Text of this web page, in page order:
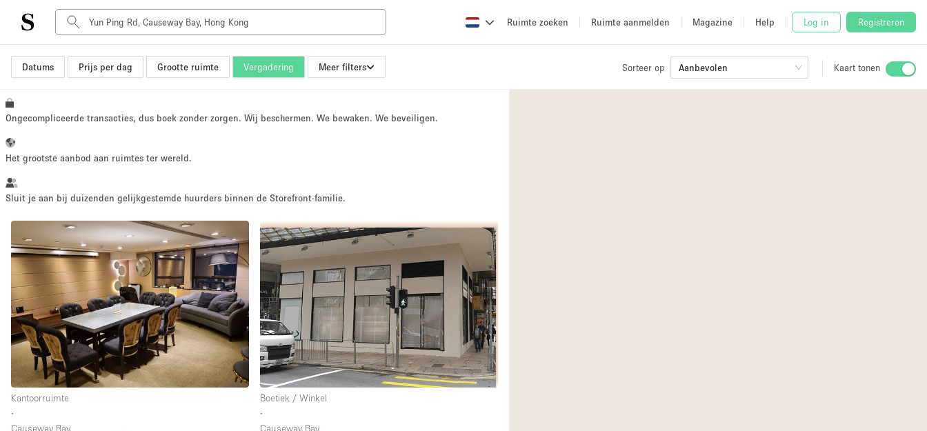
Ruimte zoeken Ruimte aanmelden Magazine Help Log in Registreren
Datums Prijs per dag Grootte ruimte Vergadering Meer filters Sorteer op Aanbevolen Kaart tonen
Type ruimte Advertentieruimte
Boot
Kantoorruimte
Kraampje / Marktkraam
Markt / Festival
Overige
Salon
Vergaderruimte
Winkel delen
Ongecompliceerde transacties, dus boek zonder zorgen. Wij beschermen. We bewaken. We beveiligen.
Het grootste aanbod aan ruimtes ter wereld.
Sluit je aan bij duizenden gelijkgestemde huurders binnen de Storefront-familie.
Kantoorruimte
∙
Causeway Bay
Boetiek / Winkel
∙
Causeway Bay